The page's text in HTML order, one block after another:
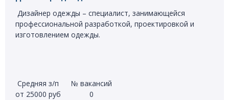
Дизайнер одежды – специалист, занимающейся
профессиональной разработкой, проектировкой и
изготовлением одежды.
Средняя з/п
от 25000 руб
№ вакансий
0